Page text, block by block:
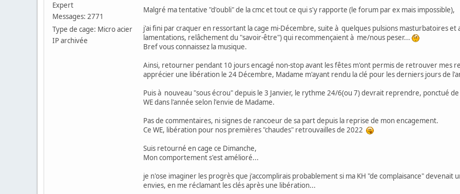
Expert
Messages: 2771
Type de cage: Micro acier
IP archivée
Malgré ma tentative "d'oubli" de la cmc et tout ce qui s'y rapporte (le forum par ex mais impossible),
j'ai fini par craquer en ressortant la cage mi-Décembre, suite à quelques pulsions masturbatoires
lamentations, relâchement du "savoir-être") qui recommençaient à me/nous peser...
Bref vous connaissez la musique.
Ainsi, retourner pendant 10 jours encagé non-stop avant les fêtes m'ont permis de retrouver mes
apprécier une libération le 24 Décembre, Madame m'ayant rendu la clé pour les derniers jours de
Puis à nouveau "sous écrou" depuis le 3 Janvier, le rythme 24/6(ou 7) devrait reprendre, ponctué
WE dans l'année selon l'envie de Madame.
Pas de commentaires, ni signes de rancoeur de sa part depuis la reprise de mon encagement.
Ce WE, libération pour nos premières "chaudes" retrouvailles de 2022
Suis retourné en cage ce Dimanche,
Mon comportement s'est amélioré...
je n'ose imaginer les progrès que j'accomplirais probablement si ma KH "de complaisance"
envies, en me réclamant les clés après une libération...